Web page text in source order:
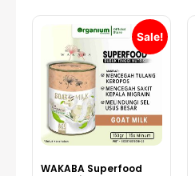
Sale!
WAKABA Superfood